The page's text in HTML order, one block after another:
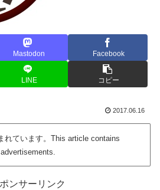
Mastodon Facebook
LINE コピー
2017.06.16
れています。This article contains
advertisements.
ンサーリンク